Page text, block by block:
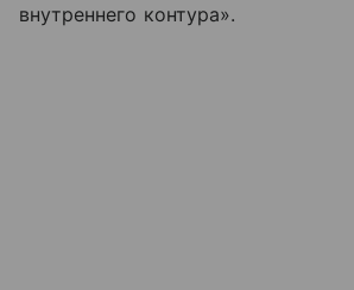
внутреннего контура».